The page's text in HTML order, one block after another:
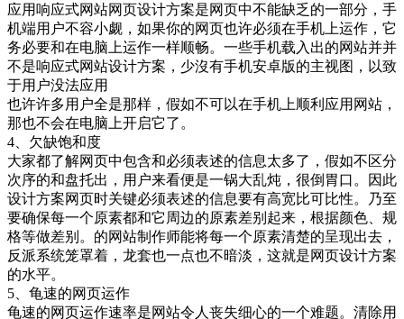
应用响应式网站网页设计方案是网页中不能缺乏的一部分，手
机端用户不容小觑，如果你的网页也许必须在手机上运作，它
务必要和在电脑上运作一样顺畅。一些手机载入出的网站并并
不是响应式网站设计方案，少沒有手机安卓版的主视图，以致
于用户没法应用
也许许多用户全是那样，假如不可以在手机上顺利应用网站，
那也不会在电脑上开启它了。
4、欠缺饱和度
大家都了解网页中包含和必须表述的信息太多了，假如不区分
次序的和盘托出，用户来看便是一锅大乱炖，很倒胃口。因此
设计方案网页时关键必须表述的信息要有高宽比可比性。乃至
要确保每一个原素都和它周边的原素差别起来，根据颜色、规
格等做差别。的网站制作师能将每一个原素清楚的呈现出去，
反派系统笼罩着，龙套也一点也不暗淡，这就是网页设计方案
的水平。
5、龟速的网页运作
龟速的网页运作速率是网站令人丧失细心的一个难题。清除用